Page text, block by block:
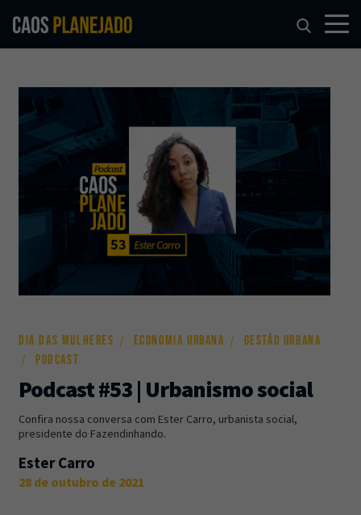
NewsletterCaos Planejado.
Inscreva-se na newsletter do Caos Planejado e
DIA DAS MULHERES ECONOMIA URBANA
GESTÃO URBANA
PODCAST
Podcast #53 | Urbanismo social
Confira nossa conversa com Ester Carro, urbanista social,
presidente do Fazendinhando.
Ester Carro
28 de outubro de 2021